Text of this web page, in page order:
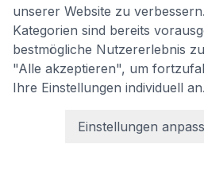
Cookie-
PARTNER
AI Literacy
unserer Website zu
Kategorien sind bereits
bestmögliche Nutzererlebnis
"Alle akzeptieren", um
Ihre Einstellungen individuell an.
Einstellungen